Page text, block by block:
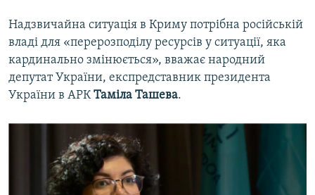
Надзвичайна ситуація в Криму потрібна російській
владі для «перерозподілу ресурсів у ситуації, яка
кардинально змінюється», вважає народний
депутат України, експредставник президента
України в АРКТаміла Ташева.